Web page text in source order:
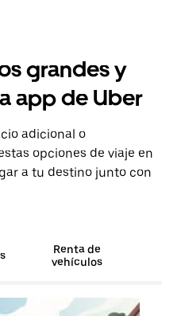
grandes y
app de Uber
adicional o
opciones de viaje en
a tu destino junto con
Renta de
vehículos